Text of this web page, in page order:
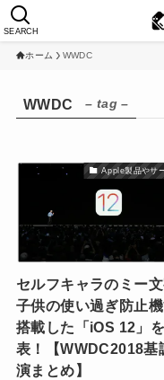
SEARCH
ホーム WWDC
WWDC – tag –
Apple製品やサ
セルフキャラのミー
子供の使い過ぎ防止
搭載した「iOS 12」
表！【WWDC2018基
演まとめ】